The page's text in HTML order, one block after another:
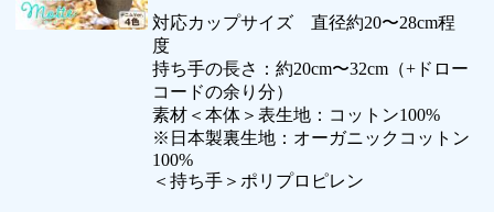
対応カップサイズ 直径約20〜28cm程
度
持ち手の長さ：約20cm〜32cm（+ドロー
コードの余り分）
素材＜本体＞表生地：コットン100%
※日本製裏生地：オーガニックコットン
100%
＜持ち手＞ポリプロピレン